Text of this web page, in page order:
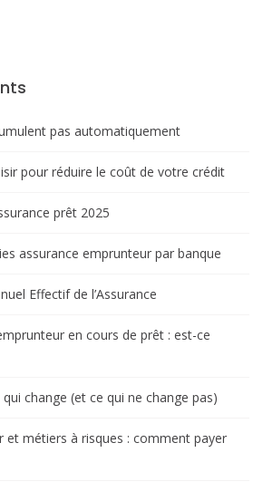
pas automatiquement
pour réduire le coût de votre crédit
prêt 2025
assurance emprunteur par banque
Effectif de l’Assurance
en cours de prêt : est-ce
change (et ce qui ne change pas)
et métiers à risques : comment payer